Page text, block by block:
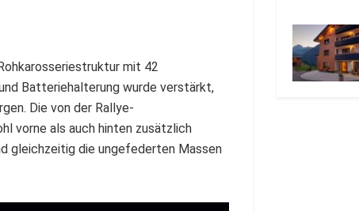
mit 42
Batteriehalterung wurde verstärkt,
Die von der Rallye-
vorne als auch hinten zusätzlich
gleichzeitig die ungefederten Massen